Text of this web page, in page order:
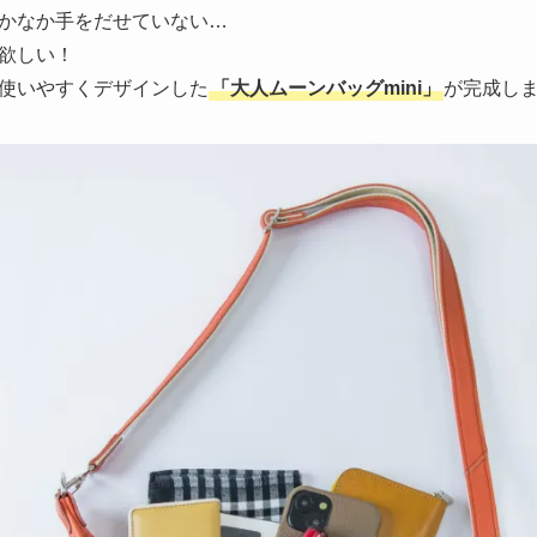
なか手をだせていない…
しい！
いやすくデザインした 「大人ムーンバッグmini」が完成し